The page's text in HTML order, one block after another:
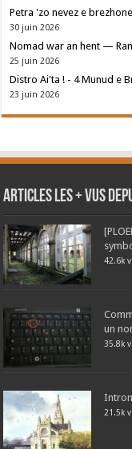
Petra 'zo nevez e
30 juin 2026
Nomad war an hent —
25 juin 2026
Distro Ai'ta ! - 4 Munud e
23 juin 2026
Articles les + vus
42.6k
un
35.8k
21.5k